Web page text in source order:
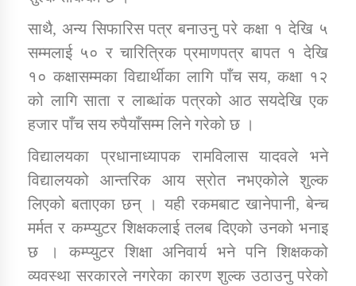
साथै, अन्य सिफारिस पत्र बनाउनु परे कक्षा १ देखि ५
सम्मलाई ५० र चारित्रिक प्रमाणपत्र बापत १ देखि
१० कक्षासम्मका विद्यार्थीका लागि पाँच सय, कक्षा १२
को लागि साता र लाब्धांक पत्रको आठ सयदेखि एक
हजार पाँच सय रुपैयाँसम्म लिने गरेको छ ।
विद्यालयका प्रधानाध्यापक रामविलास यादवले भने
विद्यालयको आन्तरिक आय स्रोत नभएकोले शुल्क
लिएको बताएका छन् । यही रकमबाट खानेपानी, बेन्च
मर्मत र कम्प्युटर शिक्षकलाई तलब दिएको उनको भनाइ
छ । कम्प्युटर शिक्षा अनिवार्य भने पनि शिक्षकको
व्यवस्था सरकारले नगरेका कारण शुल्क उठाउनु परेको